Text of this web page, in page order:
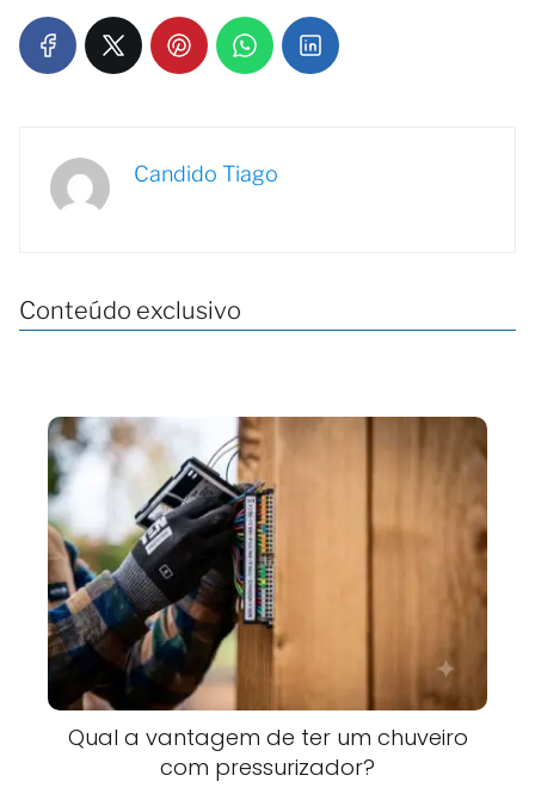
Candido Tiago
Conteúdo exclusivo
Qual a vantagem de ter um chuveiro
com pressurizador?